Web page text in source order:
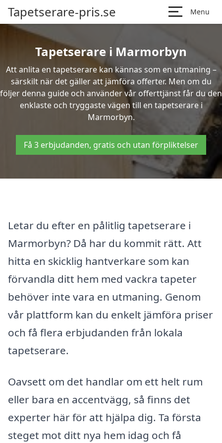
Tapetserare-pris.se Menu
Tapetserare i Marmorbyn
Att anlita en tapetserare kan kännas som en utmaning –
särskilt när det gäller att jämföra offerter. Men om du
följer denna guide och använder vår offerttjänst får du den
enklaste och tryggaste vägen till en tapetserare i
Marmorbyn.
Få 3 erbjudanden, gratis och utan förpliktelser
Letar du efter en pålitlig tapetserare i
Marmorbyn? Då har du kommit rätt. Att
hitta en skicklig hantverkare som kan
förvandla ditt hem med vackra tapeter
behöver inte vara en utmaning. Genom
vår plattform kan du enkelt jämföra priser
och få flera erbjudanden från lokala
tapetserare.
Oavsett om det handlar om ett helt rum
eller bara en accentvägg, så finns det
experter här för att hjälpa dig. Ta första
steget mot ditt nya hem idag och få